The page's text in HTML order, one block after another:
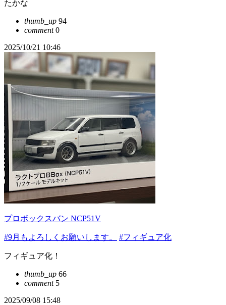
たかな
thumb_up 94
comment0
2025/10/21 10:46
プロボックスバン NCP51V
#9月もよろしくお願いします。 #フィギュア化
フィギュア化！
thumb_up 66
comment5
2025/09/08 15:48